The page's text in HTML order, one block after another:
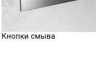
Кнопки смыва